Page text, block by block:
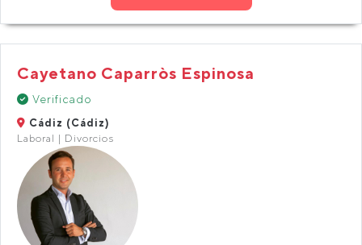
Cayetano Caparròs Espinosa
Verificado
Cádiz (Cádiz)
Laboral | Divorcios